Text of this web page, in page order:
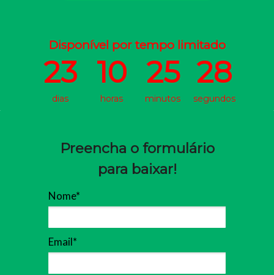
Disponível por tempo limitado
23
dias
10
horas
25
minutos
28
segundos
Preencha o formulário
para baixar!
Nome*
Email*